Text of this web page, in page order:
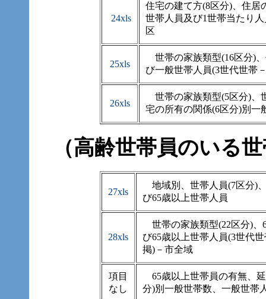
24xls
住宅の建て方(8区分)、住居
世帯人員及び1世帯当たり
区
25xls
世帯の家族類型(16区分)
び一般世帯人員(3世代世帯
26xls
世帯の家族類型(5区分)、
宅の所有の関係(6区分)別一
（高齢世帯員のいる
27xls
地域別、世帯人員(7区分)
び65歳以上世帯人員
28xls
世帯の家族類型(22区分)、
び65歳以上世帯人員(3世代
掲)－市全域
項目
なし
65歳以上世帯員の有無、
分)別一般世帯数、一般世帯